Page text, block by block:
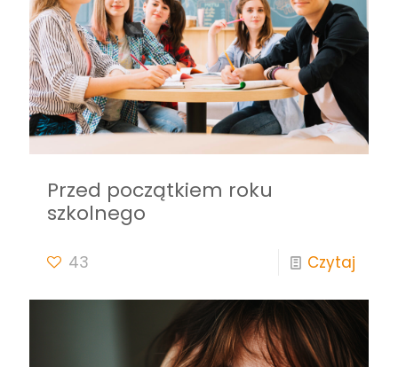
Przed początkiem roku
szkolnego
43 Czytaj